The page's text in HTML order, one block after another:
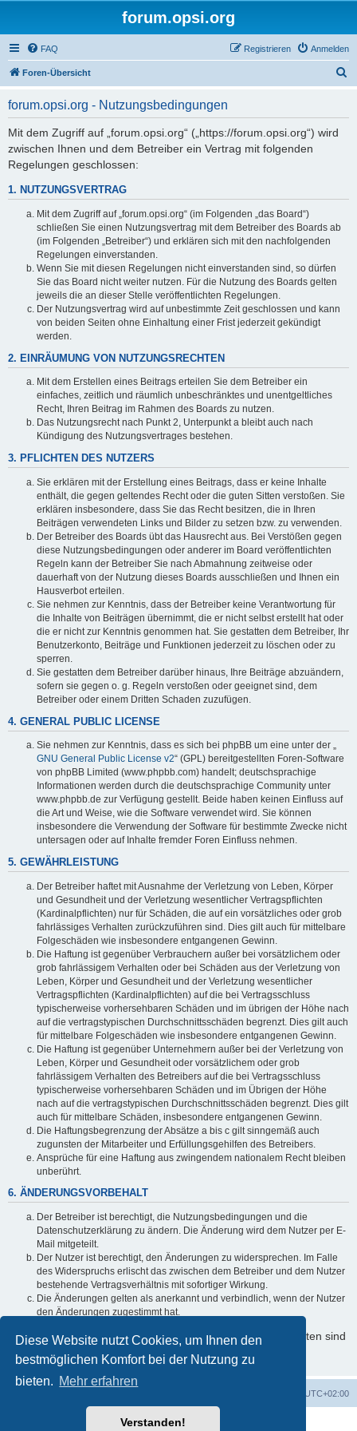
Diese Website nutzt Cookies, um Ihnen den
bestmöglichen Komfort bei der Nutzung zu
bieten. Mehr erfahren
Verstanden!
forum.opsi.org
FAQ Anmelden
Registrieren
Foren-Übersicht
forum.opsi.org - Nutzungsbedingungen
Mit dem Zugriff auf „forum.opsi.org“ („https://forum.opsi.org“) wird
zwischen Ihnen und dem Betreiber ein Vertrag mit folgenden
Regelungen geschlossen:
1. NUTZUNGSVERTRAG
Mit dem Zugriff auf „forum.opsi.org“ (im Folgenden „das Board“)
schließen Sie einen Nutzungsvertrag mit dem Betreiber des Boards ab
(im Folgenden „Betreiber“) und erklären sich mit den nachfolgenden
Regelungen einverstanden.
Wenn Sie mit diesen Regelungen nicht einverstanden sind, so dürfen
Sie das Board nicht weiter nutzen. Für die Nutzung des Boards gelten
jeweils die an dieser Stelle veröffentlichten Regelungen.
Der Nutzungsvertrag wird auf unbestimmte Zeit geschlossen und kann
von beiden Seiten ohne Einhaltung einer Frist jederzeit gekündigt
werden.
2. EINRÄUMUNG VON NUTZUNGSRECHTEN
Mit dem Erstellen eines Beitrags erteilen Sie dem Betreiber ein
einfaches, zeitlich und räumlich unbeschränktes und unentgeltliches
Recht, Ihren Beitrag im Rahmen des Boards zu nutzen.
Das Nutzungsrecht nach Punkt 2, Unterpunkt a bleibt auch nach
Kündigung des Nutzungsvertrages bestehen.
3. PFLICHTEN DES NUTZERS
Sie erklären mit der Erstellung eines Beitrags, dass er keine Inhalte
enthält, die gegen geltendes Recht oder die guten Sitten verstoßen. Sie
erklären insbesondere, dass Sie das Recht besitzen, die in Ihren
Beiträgen verwendeten Links und Bilder zu setzen bzw. zu verwenden.
Der Betreiber des Boards übt das Hausrecht aus. Bei Verstößen gegen
diese Nutzungsbedingungen oder anderer im Board veröffentlichten
Regeln kann der Betreiber Sie nach Abmahnung zeitweise oder
dauerhaft von der Nutzung dieses Boards ausschließen und Ihnen ein
Hausverbot erteilen.
Sie nehmen zur Kenntnis, dass der Betreiber keine Verantwortung für
die Inhalte von Beiträgen übernimmt, die er nicht selbst erstellt hat oder
die er nicht zur Kenntnis genommen hat. Sie gestatten dem Betreiber, Ihr
Benutzerkonto, Beiträge und Funktionen jederzeit zu löschen oder zu
sperren.
Sie gestatten dem Betreiber darüber hinaus, Ihre Beiträge abzuändern,
sofern sie gegen o. g. Regeln verstoßen oder geeignet sind, dem
Betreiber oder einem Dritten Schaden zuzufügen.
4. GENERAL PUBLIC LICENSE
Sie nehmen zur Kenntnis, dass es sich bei phpBB um eine unter der „
GNU General Public License v2“ (GPL) bereitgestellten Foren-Software
von phpBB Limited (www.phpbb.com) handelt; deutschsprachige
Informationen werden durch die deutschsprachige Community unter
www.phpbb.de zur Verfügung gestellt. Beide haben keinen Einfluss auf
die Art und Weise, wie die Software verwendet wird. Sie können
insbesondere die Verwendung der Software für bestimmte Zwecke nicht
untersagen oder auf Inhalte fremder Foren Einfluss nehmen.
5. GEWÄHRLEISTUNG
Der Betreiber haftet mit Ausnahme der Verletzung von Leben, Körper
und Gesundheit und der Verletzung wesentlicher Vertragspflichten
(Kardinalpflichten) nur für Schäden, die auf ein vorsätzliches oder grob
fahrlässiges Verhalten zurückzuführen sind. Dies gilt auch für mittelbare
Folgeschäden wie insbesondere entgangenen Gewinn.
Die Haftung ist gegenüber Verbrauchern außer bei vorsätzlichem oder
grob fahrlässigem Verhalten oder bei Schäden aus der Verletzung von
Leben, Körper und Gesundheit und der Verletzung wesentlicher
Vertragspflichten (Kardinalpflichten) auf die bei Vertragsschluss
typischerweise vorhersehbaren Schäden und im übrigen der Höhe nach
auf die vertragstypischen Durchschnittsschäden begrenzt. Dies gilt auch
für mittelbare Folgeschäden wie insbesondere entgangenen Gewinn.
Die Haftung ist gegenüber Unternehmern außer bei der Verletzung von
Leben, Körper und Gesundheit oder vorsätzlichem oder grob
fahrlässigem Verhalten des Betreibers auf die bei Vertragsschluss
typischerweise vorhersehbaren Schäden und im Übrigen der Höhe
nach auf die vertragstypischen Durchschnittsschäden begrenzt. Dies gilt
auch für mittelbare Schäden, insbesondere entgangenen Gewinn.
Die Haftungsbegrenzung der Absätze a bis c gilt sinngemäß auch
zugunsten der Mitarbeiter und Erfüllungsgehilfen des Betreibers.
Ansprüche für eine Haftung aus zwingendem nationalem Recht bleiben
unberührt.
6. ÄNDERUNGSVORBEHALT
Der Betreiber ist berechtigt, die Nutzungsbedingungen und die
Datenschutzerklärung zu ändern. Die Änderung wird dem Nutzer per E-
Mail mitgeteilt.
Der Nutzer ist berechtigt, den Änderungen zu widersprechen. Im Falle
des Widerspruchs erlischt das zwischen dem Betreiber und dem Nutzer
bestehende Vertragsverhältnis mit sofortiger Wirkung.
Die Änderungen gelten als anerkannt und verbindlich, wenn der Nutzer
den Änderungen zugestimmt hat.
Informationen über den Umgang mit Ihren persönlichen Daten sind
in der Datenschutzerklärung enthalten.
UTC+02:00
Powered byphpBB® Forum Software © phpBB Limited